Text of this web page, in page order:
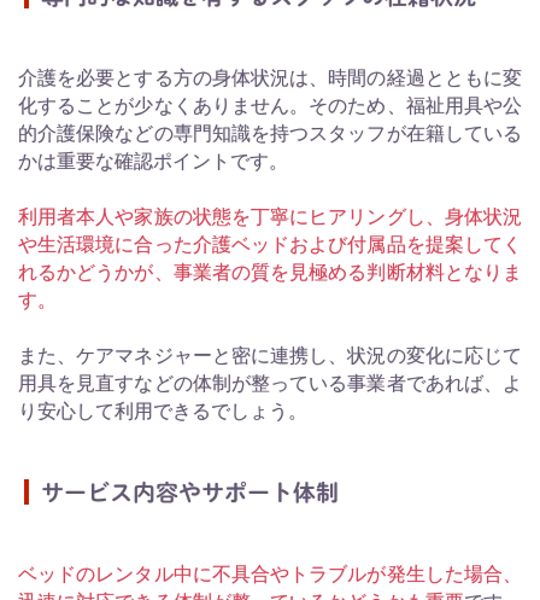
介護を必要とする方の身体状況は、時間の経過とともに変
化することが少なくありません。そのため、福祉用具や公
的介護保険などの専門知識を持つスタッフが在籍している
かは重要な確認ポイントです。
利用者本人や家族の状態を丁寧にヒアリングし、身体状況
や生活環境に合った介護ベッドおよび付属品を提案してく
れるかどうかが、事業者の質を見極める判断材料となりま
す。
また、ケアマネジャーと密に連携し、状況の変化に応じて
用具を見直すなどの体制が整っている事業者であれば、よ
り安心して利用できるでしょう。
サービス内容やサポート体制
ベッドのレンタル中に不具合やトラブルが発生した場合、